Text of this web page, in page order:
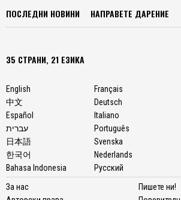
ПОСЛЕДНИ НОВИНИ НАПРАВЕТЕ ДАРЕНИЕ
35 СТРАНИ, 21 ЕЗИКА
English
中文
Español
עברית
日本語
한국어
Bahasa Indonesia
Français
Deutsch
Italiano
Português
Svenska
Nederlands
Русский
За нас
Пишете ни!